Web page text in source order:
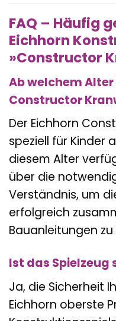
FAQ – Häufig
Eichhorn
»Constructor
Ab welchem
Constructor
Der Eichhorn
speziell für Kinder
diesem Alter
über die
Verständnis, um
erfolgreich
Bauanleitungen
Ist das Spielzeug
Ja, die Sicherheit
Eichhorn oberste